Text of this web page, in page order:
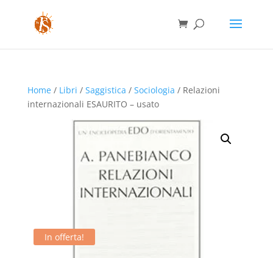
Home/ Libri / Saggistica / Sociologia / Relazioni
internazionali ESAURITO – usato
In offerta!